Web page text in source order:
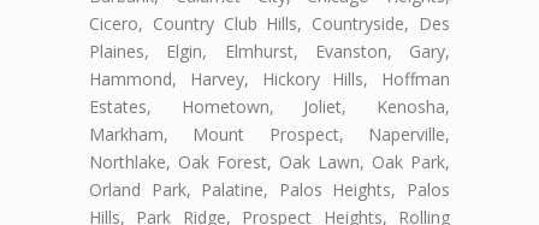
Cicero, Country Club Hills, Countryside, Des
Plaines, Elgin, Elmhurst, Evanston, Gary,
Hammond, Harvey, Hickory Hills, Hoffman
Estates, Hometown, Joliet, Kenosha,
Markham, Mount Prospect, Naperville,
Northlake, Oak Forest, Oak Lawn, Oak Park,
Orland Park, Palatine, Palos Heights, Palos
Hills, Park Ridge, Prospect Heights, Rolling